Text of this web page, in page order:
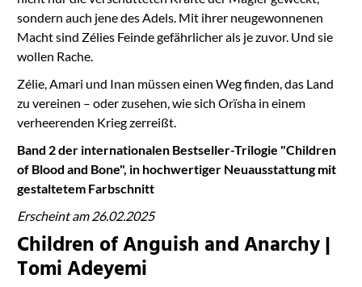
sondern auch jene des Adels. Mit ihrer neugewonnenen
Macht sind Zélies Feinde gefährlicher als je zuvor. Und sie
wollen Rache.
Zélie, Amari und Inan müssen einen Weg finden, das Land
zu vereinen – oder zusehen, wie sich Orïsha in einem
verheerenden Krieg zerreißt.
Band 2 der internationalen Bestseller-Trilogie "Children
of Blood and Bone", in hochwertiger Neuausstattung mit
gestaltetem Farbschnitt
Erscheint am 26.02.2025
Children of Anguish and Anarchy |
Tomi Adeyemi